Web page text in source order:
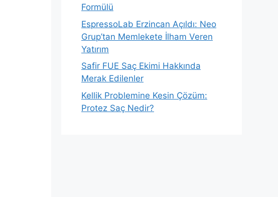
Formülü
EspressoLab Erzincan Açıldı: Neo
Grup’tan Memlekete İlham Veren
Yatırım
Safir FUE Saç Ekimi Hakkında
Merak Edilenler
Kellik Problemine Kesin Çözüm:
Protez Saç Nedir?